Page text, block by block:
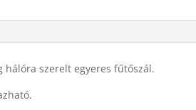
hálóra szerelt egyeres fűtőszál.